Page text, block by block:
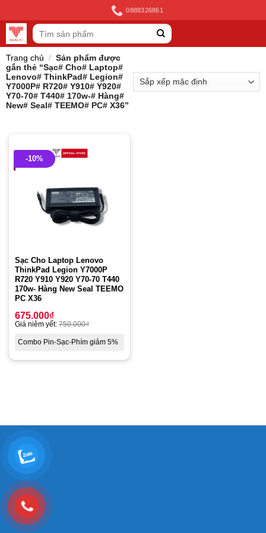
to
content
0888326861
Tìm
kiếm:
Trang chủ / Sản phẩm được
gắn thẻ “Sạc# Cho# Laptop#
Lenovo# ThinkPad# Legion#
Y7000P# R720# Y910# Y920#
Y70-70# T440# 170w-# Hàng#
New# Seal# TEEMO# PC# X36”
-10%
Sạc Cho Laptop Lenovo
ThinkPad Legion Y7000P
R720 Y910 Y920 Y70-70 T440
170w- Hàng New Seal TEEMO
PC X36
675.000₫
Giá niêm yết: 750.000₫
Combo Pin-Sạc-Phím giảm 5%